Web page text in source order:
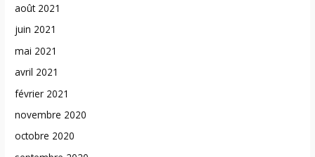
août 2021
juin 2021
mai 2021
avril 2021
février 2021
novembre 2020
octobre 2020